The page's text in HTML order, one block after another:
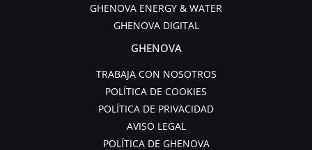
GHENOVA ENERGY & WATER
GHENOVA DIGITAL
GHENOVA
TRABAJA CON NOSOTROS
POLÍTICA DE COOKIES
POLÍTICA DE PRIVACIDAD
AVISO LEGAL
POLÍTICA DE GHENOVA